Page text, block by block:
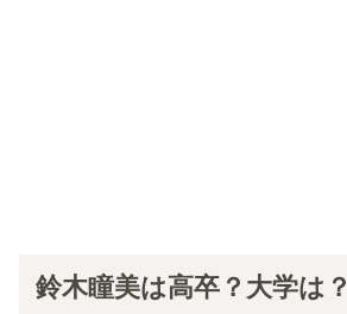
鈴木瞳美は高卒？大学は？